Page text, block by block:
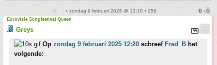
• zondag 9 februari 2025 @ 13:18 • 259
Eurovisie Songfestival Queen
Greys
Op zondag 9 februari 2025 12:20 schreef Fred_B het
volgende: